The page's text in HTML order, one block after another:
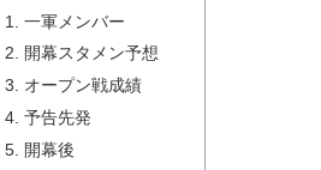
一軍メンバー
開幕スタメン予想
オープン戦成績
予告先発
開幕後